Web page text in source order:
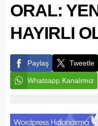
ORAL:
HAYIRLI
Paylaş Tweetle
Whatsapp Kanalımız